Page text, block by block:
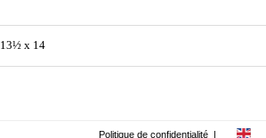
13½ x 14
Politique de confidentialité |